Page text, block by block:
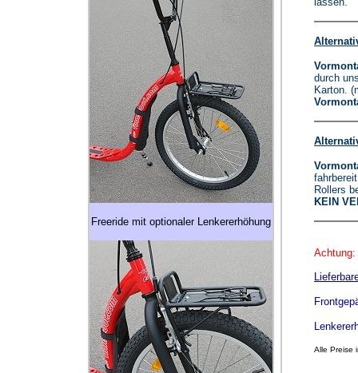
Freeride mit optionaler Lenkererhöhung
durch
Karton.
Rollers
KEIN
Achtung:
Alle Preise